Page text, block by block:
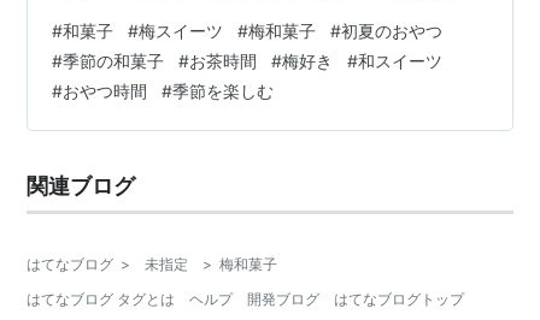
る山中石川屋の「若桃のくず菓子」】 【梅の旨味が凝縮
された小森梅選堂の「紀州南高梅の梅グラッセ」】 【同
じ梅でも異なる味わいの楽しさ】 【初夏のひとときを彩
る梅の和菓子】 【青梅の爽やかさを閉じ込めた「青梅大
生地の中に、青梅の爽やかな風味を閉…
#和菓子 #梅スイーツ #梅和菓子 #初夏のおやつ
#季節の和菓子 #お茶時間 #梅好き #和スイーツ
#おやつ時間 #季節を楽しむ
関連ブログ
はてなブログ > 未指定 > 梅和菓子
はてなブログ タグとは
ヘルプ 開発ブログ はてなブログトップ